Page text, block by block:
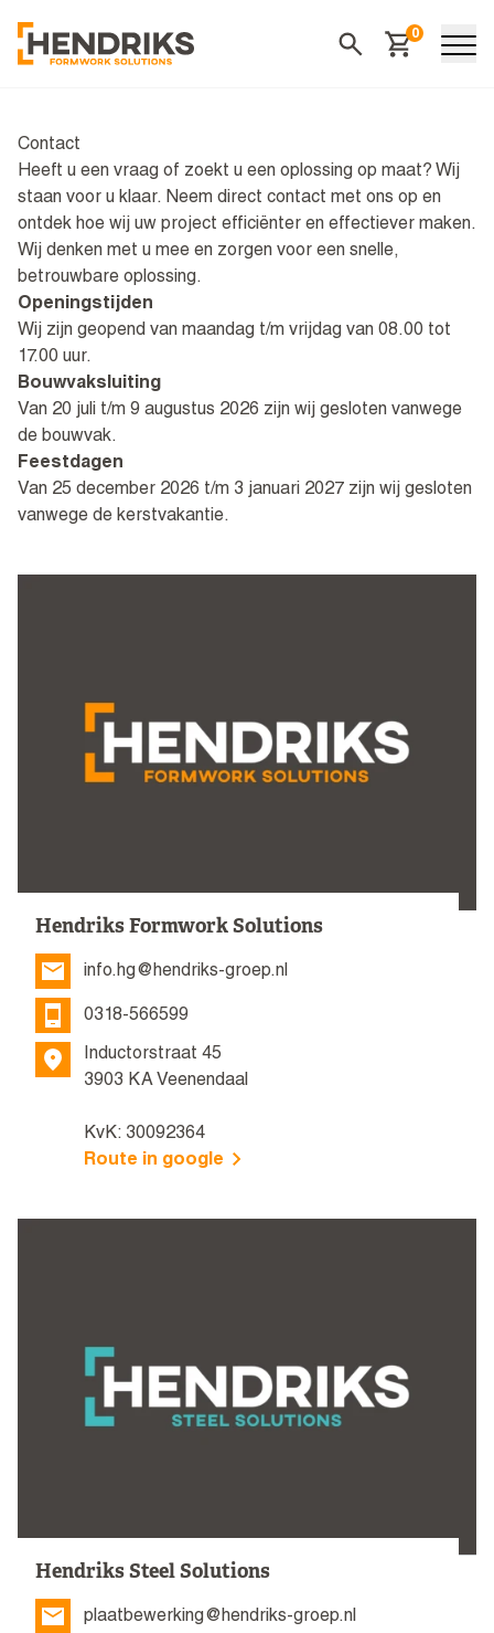
0
Winkelwagen
Contact
Heeft u een vraag of zoekt u een oplossing op maat? Wij
staan voor u klaar. Neem direct contact met ons op en
ontdek hoe wij uw project efficiënter en effectiever maken.
Wij denken met u mee en zorgen voor een snelle,
betrouwbare oplossing.
Openingstijden
Wij zijn geopend van maandag t/m vrijdag van 08.00 tot
17.00 uur.
Bouwvaksluiting
Van 20 juli t/m 9 augustus 2026 zijn wij gesloten vanwege
de bouwvak.
Feestdagen
Van 25 december 2026 t/m 3 januari 2027 zijn wij gesloten
vanwege de kerstvakantie.
Hendriks Formwork Solutions
info.hg@hendriks-groep.nl
0318-566599
Inductorstraat 45
3903 KA Veenendaal
KvK: 30092364
Route in google
Hendriks Steel Solutions
plaatbewerking@hendriks-groep.nl